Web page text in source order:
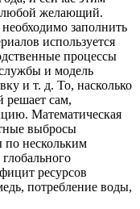
любой желающий.
заполнить
используется
процессы
и модель
и т. д. То, насколько
решает сам,
Математическая
выбросы
по нескольким
ресурсов
потребление воды,